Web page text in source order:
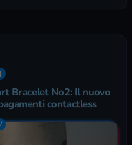
Bracelet No2: Il nuovo
contactless